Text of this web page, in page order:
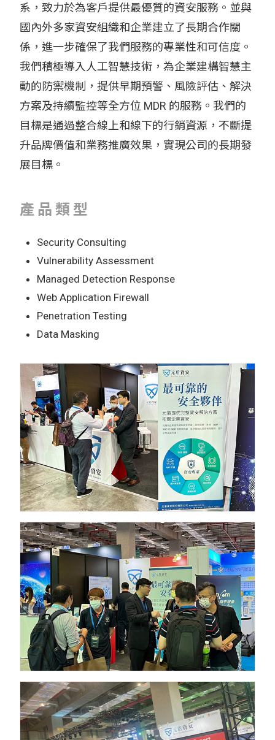
系，致力於為客戶提供最優質的資安服務。並與
國內外多家資安組織和企業建立了長期合作關
係，進一步確保了我們服務的專業性和可信度。
我們積極導入人工智慧技術，為企業建構智慧主
動的防禦機制，提供早期預警、風險評估、解決
方案及持續監控等全方位 MDR 的服務。我們的
目標是通過整合線上和線下的行銷資源，不斷提
升品牌價值和業務推廣效果，實現公司的長期發
展目標。
產品類型
Security Consulting
Vulnerability Assessment
Managed Detection Response
Web Application Firewall
Penetration Testing
Data Masking